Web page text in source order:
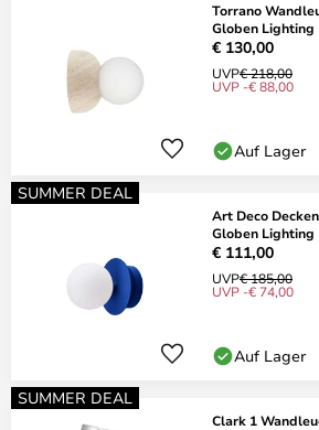
Torrano
Globen Lighting
€ 130,00
UVP€ 218,00
UVP -€ 88,00
Auf Lager
SUMMER DEAL
Art Deco
Globen Lighting
€ 111,00
UVP€ 185,00
UVP -€ 74,00
Auf Lager
SUMMER DEAL
Clark 1